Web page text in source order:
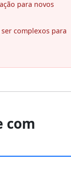
para novos
complexos para
com